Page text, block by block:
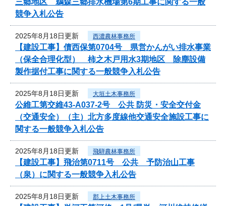
競争入札公告
2025年8月18日更新 西濃農林事務所
【建設工事】債西保第0704号 県営かんがい排水事業
（保全合理化型） 柿之木戸用水3期地区 除塵設備
製作据付工事に関する一般競争入札公告
2025年8月18日更新 大垣土木事務所
公維工第交維43-A037-2号 公共 防災・安全交付金
（交通安全）（主）北方多度線他交通安全施設工事に
関する一般競争入札公告
2025年8月18日更新 飛騨農林事務所
【建設工事】飛治第0711号 公共 予防治山工事
（泉）に関する一般競争入札公告
2025年8月18日更新 郡上土木事務所